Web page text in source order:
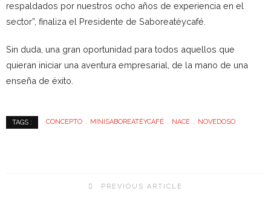
respaldados por nuestros ocho años de experiencia en el
sector”, finaliza el Presidente de Saboreatéycafé.
Sin duda, una gran oportunidad para todos aquellos que
quieran iniciar una aventura empresarial, de la mano de una
enseña de éxito.
TAGS : CONCEPTO MINISABOREATÉYCAFÉ NACE NOVEDOSO
PREVIOUS ARTICLE